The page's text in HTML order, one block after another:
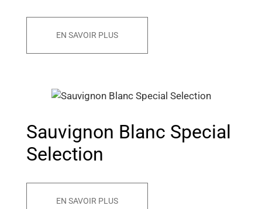
EN SAVOIR PLUS
Sauvignon Blanc Special
Selection
EN SAVOIR PLUS